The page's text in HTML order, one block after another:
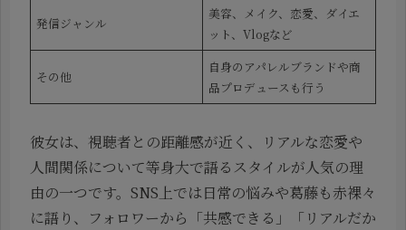
発信ジャンル
美容、メイク、恋愛、ダイエ
ット、Vlogなど
その他
自身のアパレルブランドや商
品プロデュースも行う
彼女は、視聴者との距離感が近く、リアルな恋愛や
人間関係について等身大で語るスタイルが人気の理
由の一つです。SNS上では日常の悩みや葛藤も赤裸々
に語り、フォロワーから「共感できる」「リアルだか